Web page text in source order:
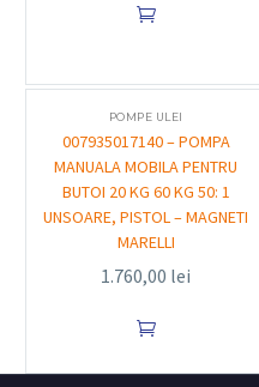

POMPE ULEI
007935017140 – POMPA
MANUALA MOBILA PENTRU
BUTOI 20 KG 60 KG 50: 1
UNSOARE, PISTOL – MAGNETI
MARELLI
1.760,00 lei
